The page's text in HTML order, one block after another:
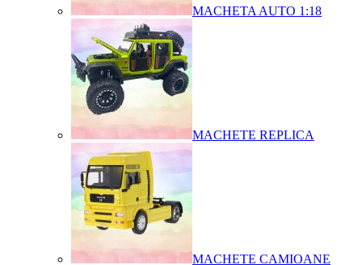
MACHETA AUTO 1:18
MACHETE REPLICA
MACHETE CAMIOANE